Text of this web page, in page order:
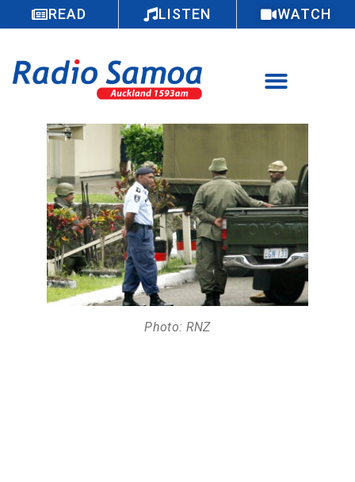
READ LISTEN WATCH
Photo: RNZ